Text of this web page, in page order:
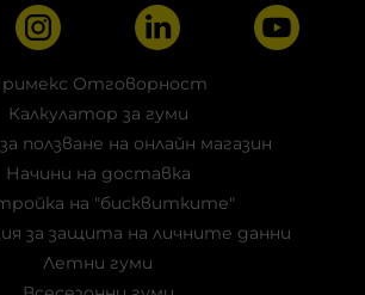
Отговорност
Калкулатор за гуми
ползване на онлайн магазин
Начини на доставка
на "бисквитките"
за защита на личните данни
Летни гуми